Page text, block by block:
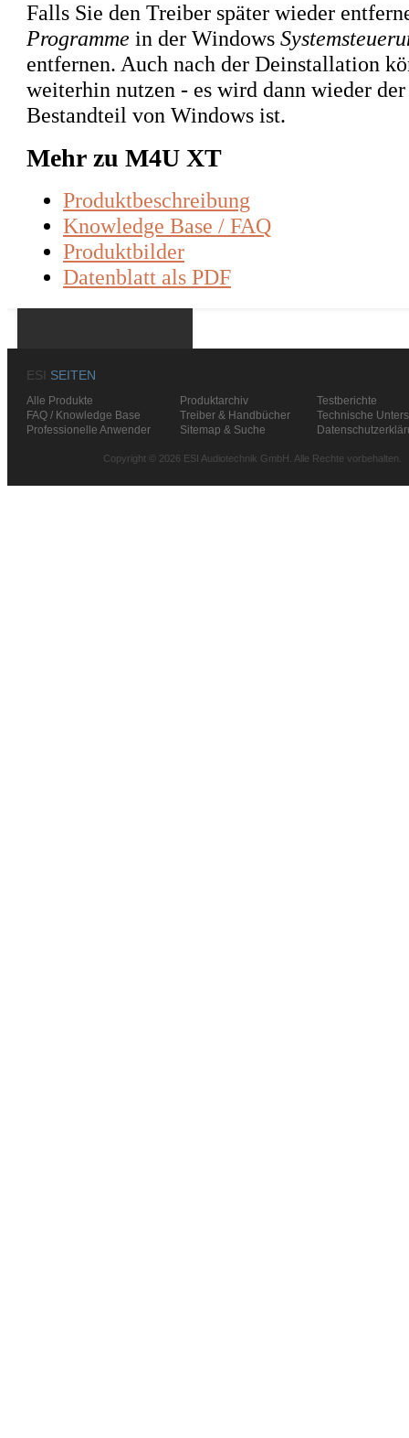
Falls Sie den Treiber später wieder
Programme in der Windows
entfernen. Auch nach der Deinstallation
weiterhin nutzen - es wird dann wieder
Bestandteil von Windows ist.
Mehr zu M4U XT
Produktbeschreibung
Knowledge Base / FAQ
Produktbilder
Datenblatt als PDF
ESI SEITEN
Alle Produkte Produktarchiv
Testberichte
FAQ / Knowledge Base
Treiber & Handbücher
Technische
Professionelle Anwender
Sitemap & Suche
Copyright © 2026 ESI Audiotechnik GmbH. Alle Rechte vorbehalten.